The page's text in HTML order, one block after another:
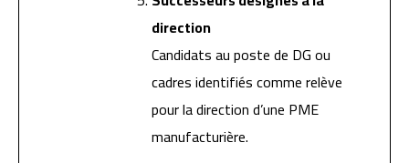
direction
Candidats au poste de DG ou
cadres identifiés comme relève
pour la direction d’une PME
manufacturière.